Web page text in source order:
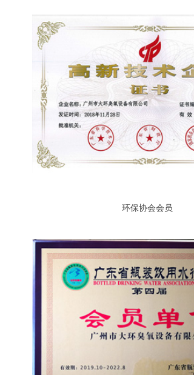
环保协会会员